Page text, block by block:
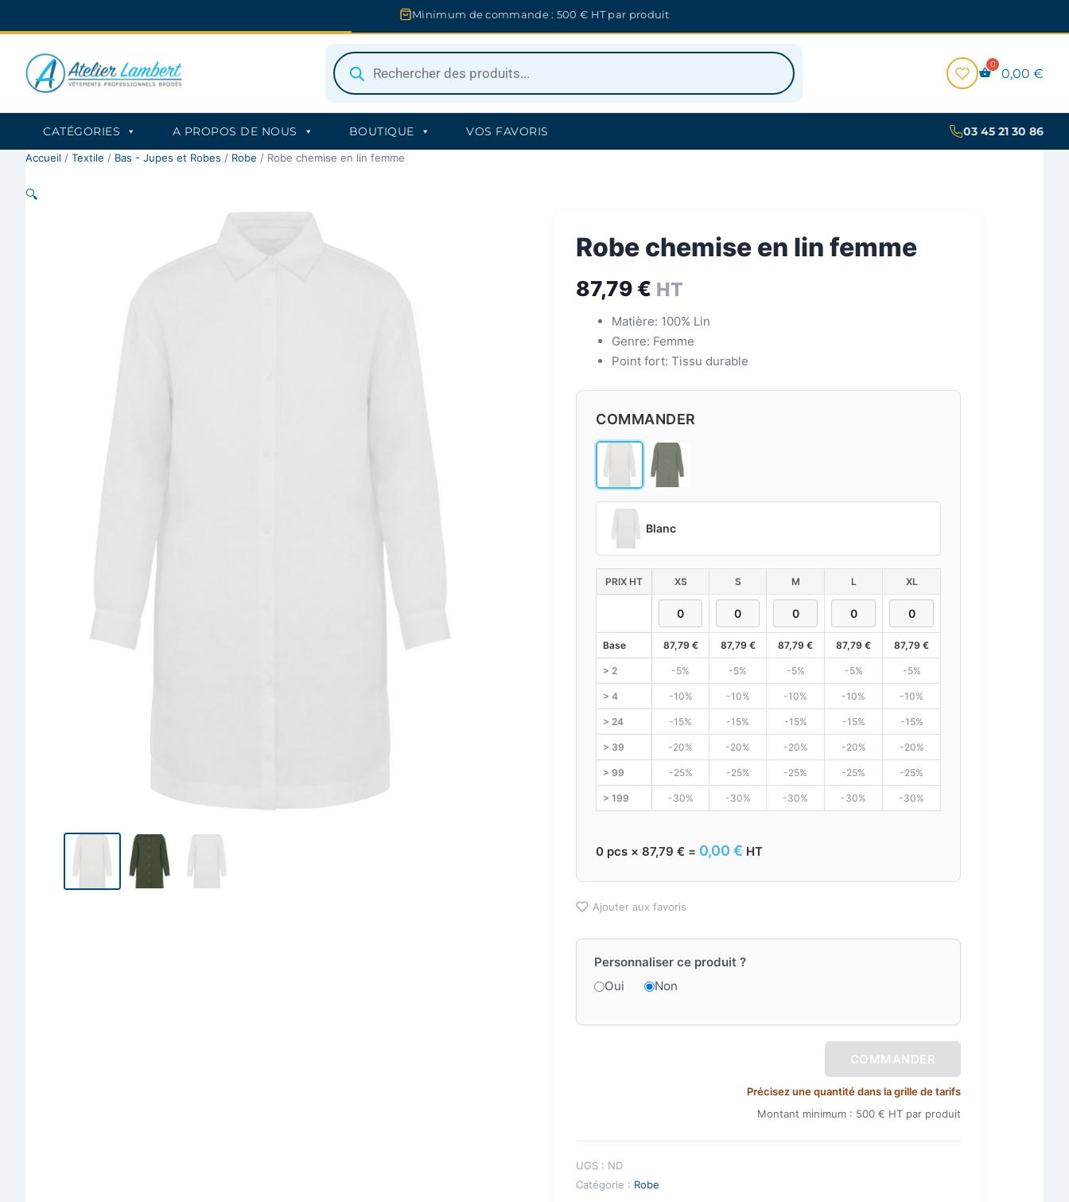
au
Minimum de commande : 500 € HT par produit
Recherche
de
produits
0,00 €
CATÉGORIES A PROPOS DE NOUS BOUTIQUE VOS FAVORIS 03 45 21 30 86
Accueil / Textile / Bas - Jupes et Robes / Robe / Robe chemise en lin femme
🔍
Robe chemise en lin femme
87,79 € HT
Matière: 100% Lin
Genre: Femme
Point fort: Tissu durable
COMMANDER
Blanc
PRIX HT XS S M L XL
Base 87,79 € 87,79 € 87,79 € 87,79 € 87,79 €
> 2 -5% -5% -5% -5% -5%
> 4 -10% -10% -10% -10% -10%
> 24 -15% -15% -15% -15% -15%
> 39 -20% -20% -20% -20% -20%
> 99 -25% -25% -25% -25% -25%
> 199 -30% -30% -30% -30% -30%
0 pcs × 87,79 € = 0,00 € HT
Ajouter aux favoris
Personnaliser ce produit ?
Oui
Non
COMMANDER
Précisez une quantité dans la grille de tarifs
Montant minimum : 500 € HT par produit
UGS : ND
Catégorie : Robe